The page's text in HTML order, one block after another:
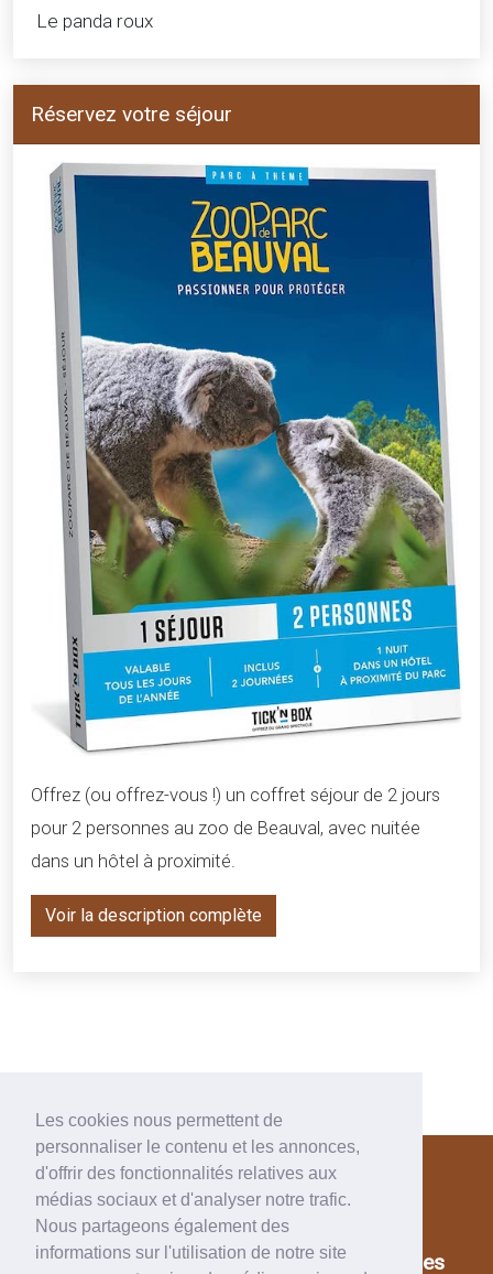
Les cookies nous permettent de
personnaliser le contenu et les annonces,
d'offrir des fonctionnalités relatives aux
médias sociaux et d'analyser notre trafic.
Nous partageons également des
informations sur l'utilisation de notre site
Le panda roux
Réservez votre séjour
Offrez (ou offrez-vous !) un coffret séjour de 2 jours
pour 2 personnes au zoo de Beauval, avec nuitée
dans un hôtel à proximité.
Voir la description complète
© 2010-2022 –Zoo de Beauval en Images